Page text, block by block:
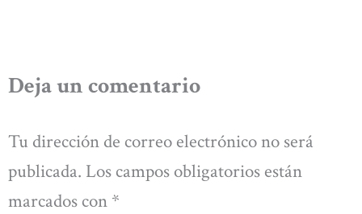
Deja un comentario
Tu dirección de correo electrónico no será
publicada. Los campos obligatorios están
marcados con *